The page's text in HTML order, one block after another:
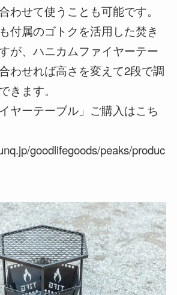
わせて使うことも可能です。
付属のゴトクを活用した焚き
が、ハニカムファイヤーテー
わせれば高さを変えて2段で調
きます。
ヤーテーブル」ご購入はこち
goodlifegoods/peaks/produc